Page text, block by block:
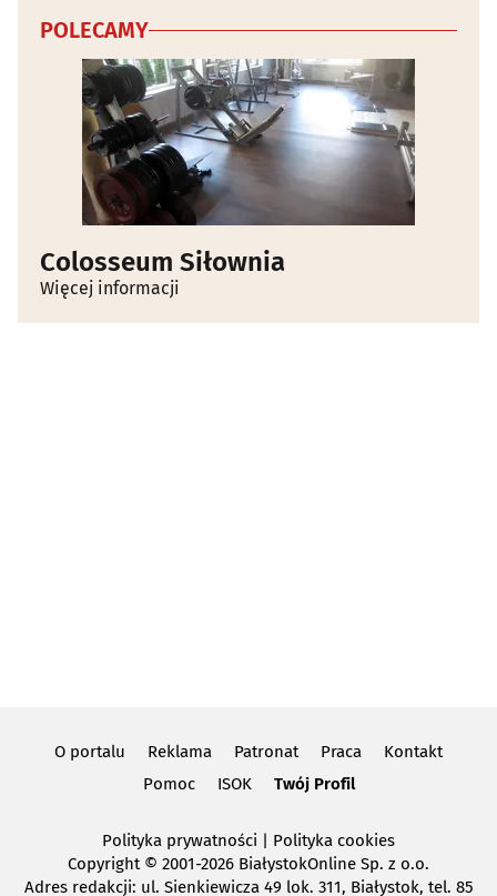
POLECAMY
Colosseum Siłownia
Więcej informacji
O portalu Reklama Patronat Praca
Kontakt
Pomoc
ISOK Twój Profil
Polityka prywatności | Polityka cookies
Copyright© 2001-2026 BiałystokOnline Sp. z o.o.
Adres redakcji: ul. Sienkiewicza 49 lok. 311, Białystok, tel. 85